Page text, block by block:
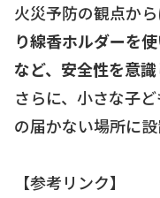
火災予防の観点から
り線香ホルダーを
など、安全性を意
さらに、小さな子
の届かない場所に設
【参考リンク】